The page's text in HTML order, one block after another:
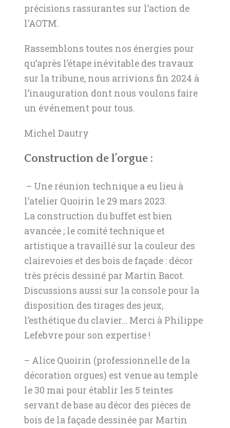
précisions rassurantes sur l’action de
l’AOTM.
Rassemblons toutes nos énergies pour
qu’après l’étape inévitable des travaux
sur la tribune, nous arrivions fin 2024 à
l’inauguration dont nous voulons faire
un événement pour tous.
Michel Dautry
Construction de l’orgue :
– Une réunion technique a eu lieu à
l’atelier Quoirin le 29 mars 2023.
La construction du buffet est bien
avancée ; le comité technique et
artistique a travaillé sur la couleur des
clairevoies et des bois de façade : décor
très précis dessiné par Martin Bacot.
Discussions aussi sur la console pour la
disposition des tirages des jeux,
l’esthétique du clavier… Merci à Philippe
Lefebvre pour son expertise !
– Alice Quoirin (professionnelle de la
décoration orgues) est venue au temple
le 30 mai pour établir les 5 teintes
servant de base au décor des pièces de
bois de la façade dessinée par Martin